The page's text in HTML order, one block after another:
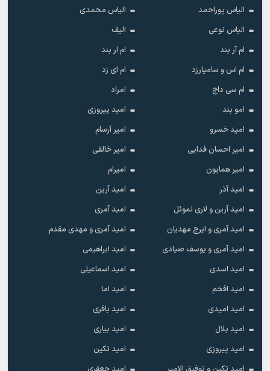
الیاس پوراحمد
الیاس محمدی
الیاس نوعی
الیف
ام آر بند
ام ار بند
ام اس و سامیارزد
ام ای زد
ام سی داج
امراد
امو بند
امید پیروزی
امید خسرو
امیر آرسام
امیر احسان فدایی
امیر خالقى
امیر همایون
امیرام
امید آذر
امید آرین
امید آرین و لاری لموئل
امید آمری
امید آمری و ایرج مهدیان
امید آمری و مهدی مقدم
امید آمری و یوسف صیادی
امید ابراهیمی
امید اسدی
امید اسماعیلی
امید افخم
امید اما
امید امیدی
امید باقری
امید بلال
امید بیاری
امید پیروزی
امید تکین